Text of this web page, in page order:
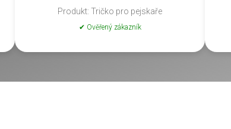
Produkt: Tričko pro pejskaře
✔ Ověřený zákazník